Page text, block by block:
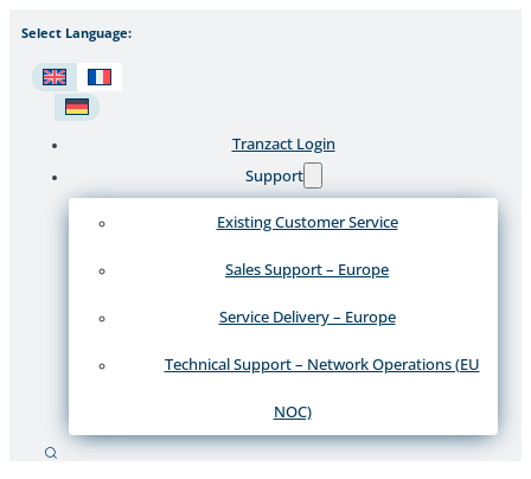
Select Language:
Tranzact Login
Support
Existing Customer Service
Sales Support – Europe
Service Delivery – Europe
Technical Support – Network Operations (EU
NOC)
Recherche